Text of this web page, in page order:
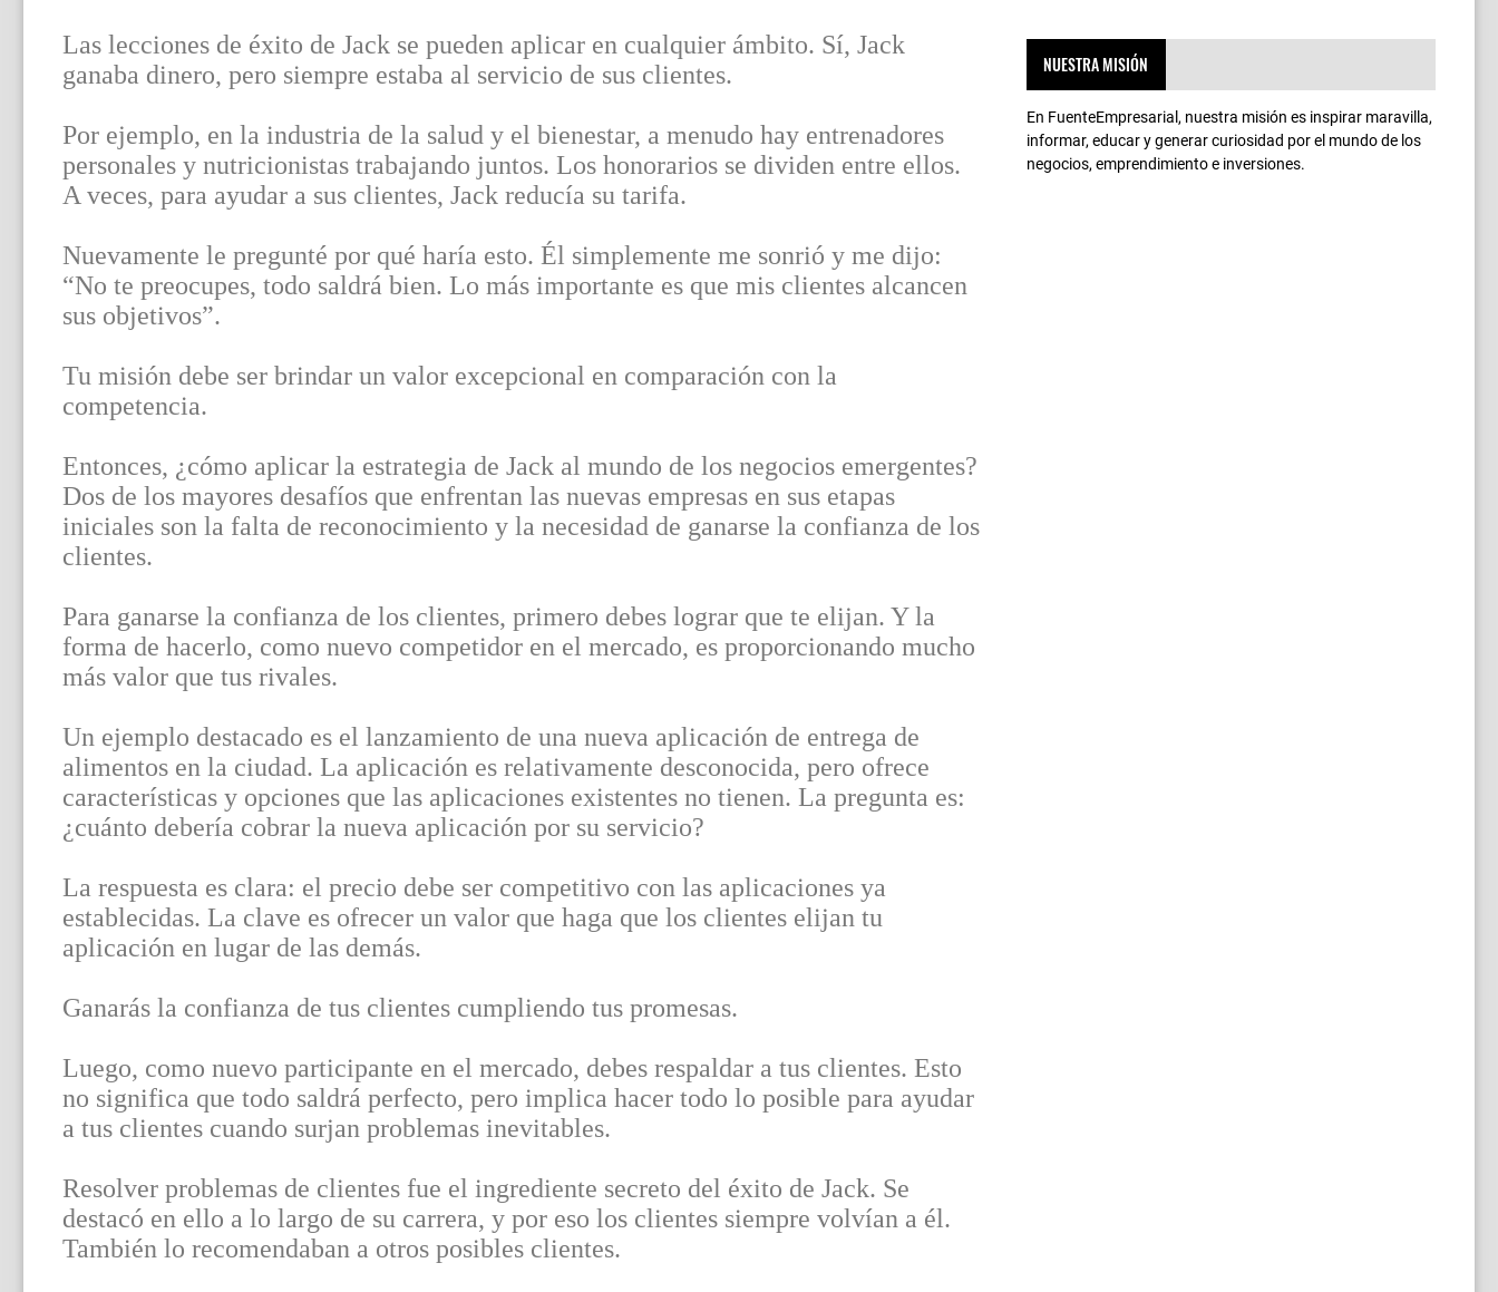
Las lecciones de éxito de Jack se pueden aplicar en cualquier ámbito. Sí, Jack
ganaba dinero, pero siempre estaba al servicio de sus clientes.
Por ejemplo, en la industria de la salud y el bienestar, a menudo hay entrenadores
personales y nutricionistas trabajando juntos. Los honorarios se dividen entre ellos.
A veces, para ayudar a sus clientes, Jack reducía su tarifa.
Nuevamente le pregunté por qué haría esto. Él simplemente me sonrió y me dijo:
“No te preocupes, todo saldrá bien. Lo más importante es que mis clientes alcancen
sus objetivos”.
Tu misión debe ser brindar un valor excepcional en comparación con la
competencia.
Entonces, ¿cómo aplicar la estrategia de Jack al mundo de los negocios emergentes?
Dos de los mayores desafíos que enfrentan las nuevas empresas en sus etapas
iniciales son la falta de reconocimiento y la necesidad de ganarse la confianza de los
clientes.
Para ganarse la confianza de los clientes, primero debes lograr que te elijan. Y la
forma de hacerlo, como nuevo competidor en el mercado, es proporcionando mucho
más valor que tus rivales.
Un ejemplo destacado es el lanzamiento de una nueva aplicación de entrega de
alimentos en la ciudad. La aplicación es relativamente desconocida, pero ofrece
características y opciones que las aplicaciones existentes no tienen. La pregunta es:
¿cuánto debería cobrar la nueva aplicación por su servicio?
La respuesta es clara: el precio debe ser competitivo con las aplicaciones ya
establecidas. La clave es ofrecer un valor que haga que los clientes elijan tu
aplicación en lugar de las demás.
Ganarás la confianza de tus clientes cumpliendo tus promesas.
Luego, como nuevo participante en el mercado, debes respaldar a tus clientes. Esto
no significa que todo saldrá perfecto, pero implica hacer todo lo posible para ayudar
a tus clientes cuando surjan problemas inevitables.
Resolver problemas de clientes fue el ingrediente secreto del éxito de Jack. Se
destacó en ello a lo largo de su carrera, y por eso los clientes siempre volvían a él.
También lo recomendaban a otros posibles clientes.
NUESTRA MISIÓN
En FuenteEmpresarial, nuestra misión es inspirar maravilla,
informar, educar y generar curiosidad por el mundo de los
negocios, emprendimiento e inversiones.